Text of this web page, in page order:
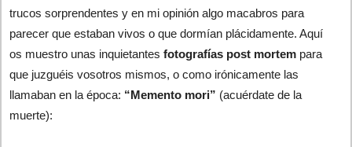
trucos sorprendentes y en mi opinión algo macabros para
parecer que estaban vivos o que dormían plácidamente. Aquí
os muestro unas inquietantes fotografías post mortem para
que juzguéis vosotros mismos, o como irónicamente las
llamaban en la época: “Memento mori” (acuérdate de la
muerte):